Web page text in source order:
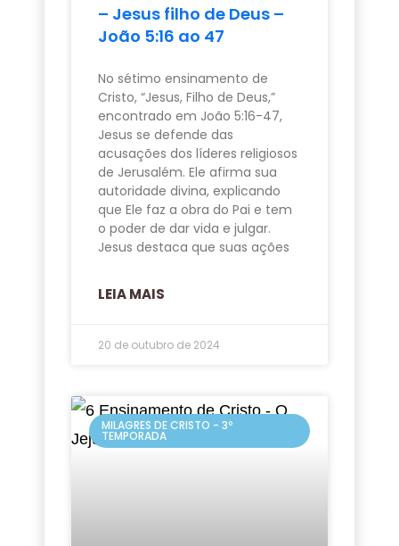
– Jesus filho de Deus –
João 5:16 ao 47
No sétimo ensinamento de
Cristo, “Jesus, Filho de Deus,”
encontrado em João 5:16-47,
Jesus se defende das
acusações dos líderes religiosos
de Jerusalém. Ele afirma sua
autoridade divina, explicando
que Ele faz a obra do Pai e tem
o poder de dar vida e julgar.
Jesus destaca que suas ações
LEIA MAIS
20 de outubro de 2024
MILAGRES DE CRISTO - 3º
TEMPORADA